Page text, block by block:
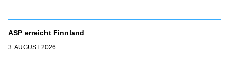
ASP erreicht Finnland
3. AUGUST 2026